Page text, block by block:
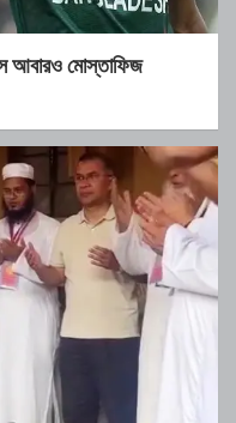
আবারও মোস্তাফিজ